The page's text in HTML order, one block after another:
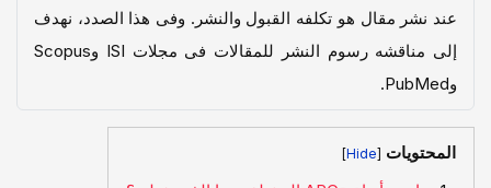
عند نشر مقال هو تکلفه القبول والنشر. وفی هذا الصدد، نهدف
إلى مناقشه رسوم النشر للمقالات فی مجلات ISI وScopus
وPubMed.
المحتويات [
]